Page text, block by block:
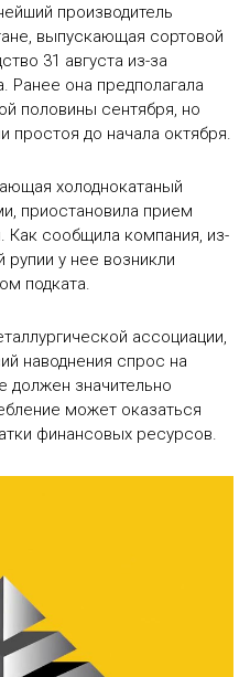
производитель
выпускающая сортовой
31 августа из-за
Ранее она предполагала
половины сентября, но
простоя до начала октября.
холоднокатаный
приостановила прием
Как сообщила компания, из-
рупии у нее возникли
подката.
ассоциации,
наводнения спрос на
должен значительно
может оказаться
финансовых ресурсов.